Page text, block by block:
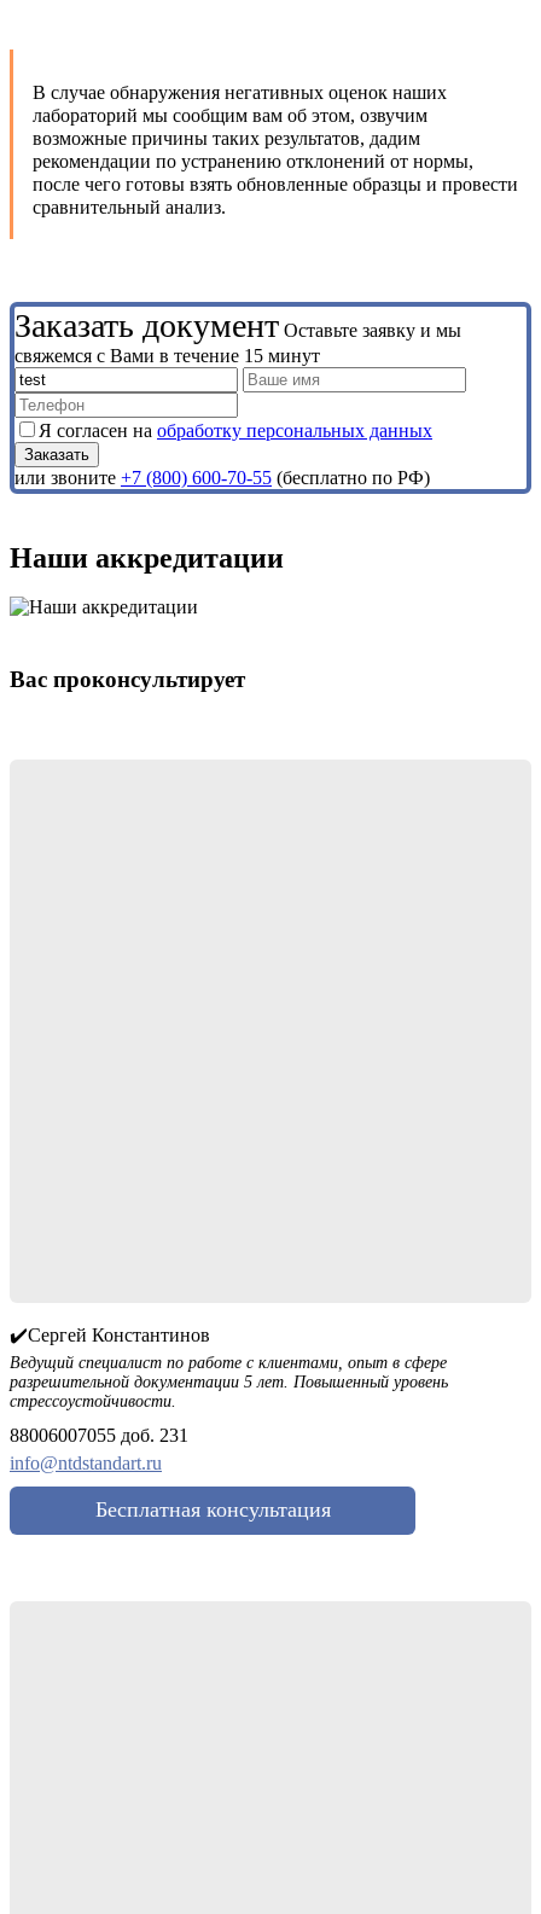
В случае обнаружения негативных оценок наших
лабораторий мы сообщим вам об этом, озвучим
возможные причины таких результатов, дадим
рекомендации по устранению отклонений от нормы,
после чего готовы взять обновленные образцы и провести
сравнительный анализ.
Заказать документ Оставьте заявку и мы
свяжемся с Вами в течение 15 минут
Я согласен на обработку персональных данных
или звоните +7 (800) 600-70-55 (бесплатно по РФ)
Наши аккредитации
Вас проконсультирует
✔️Сергей Константинов
Ведущий специалист по работе с клиентами, опыт в сфере
разрешительной документации 5 лет. Повышенный уровень
стрессоустойчивости.
88006007055 доб. 231
info@ntdstandart.ru
Бесплатная консультация